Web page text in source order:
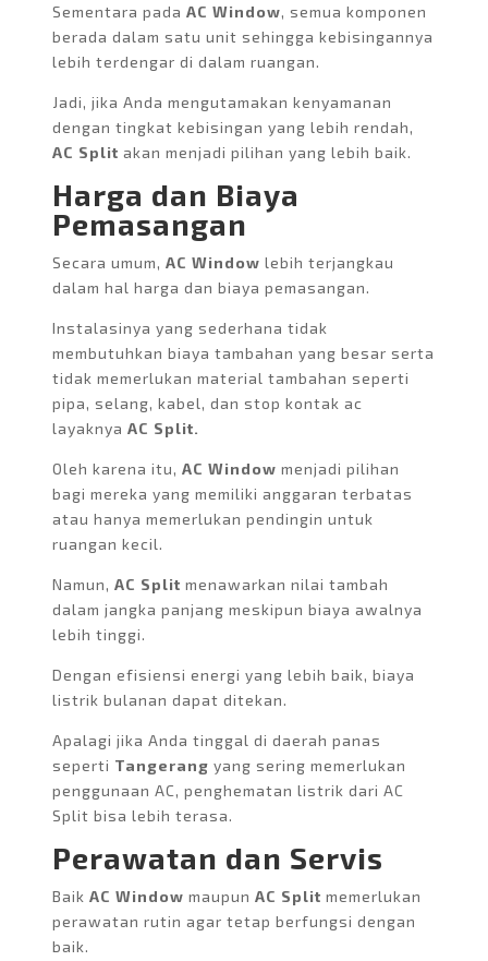
Sementara pada AC Window, semua komponen
berada dalam satu unit sehingga kebisingannya
lebih terdengar di dalam ruangan.
Jadi, jika Anda mengutamakan kenyamanan
dengan tingkat kebisingan yang lebih rendah,
AC Split akan menjadi pilihan yang lebih baik.
Harga dan Biaya
Pemasangan
Secara umum, AC Window lebih terjangkau
dalam hal harga dan biaya pemasangan.
Instalasinya yang sederhana tidak
membutuhkan biaya tambahan yang besar serta
tidak memerlukan material tambahan seperti
pipa, selang, kabel, dan stop kontak ac
layaknya AC Split.
Oleh karena itu, AC Window menjadi pilihan
bagi mereka yang memiliki anggaran terbatas
atau hanya memerlukan pendingin untuk
ruangan kecil.
Namun, AC Split menawarkan nilai tambah
dalam jangka panjang meskipun biaya awalnya
lebih tinggi.
Dengan efisiensi energi yang lebih baik, biaya
listrik bulanan dapat ditekan.
Apalagi jika Anda tinggal di daerah panas
seperti Tangerang yang sering memerlukan
penggunaan AC, penghematan listrik dari AC
Split bisa lebih terasa.
Perawatan dan Servis
Baik AC Window maupun AC Split memerlukan
perawatan rutin agar tetap berfungsi dengan
baik.